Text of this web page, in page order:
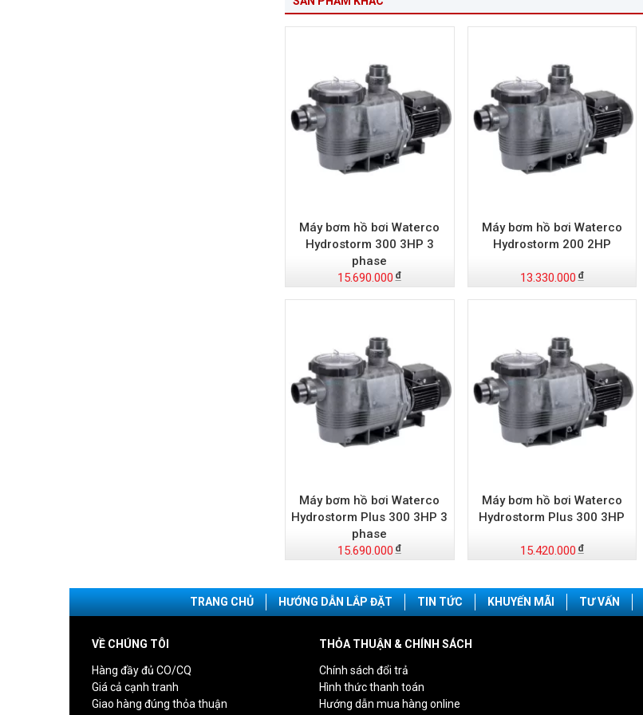
Máy bơm hồ bơi Waterco
Hydrostorm 300 3HP 3
phase
15.690.000
Máy bơm hồ bơi Waterco
Hydrostorm 200 2HP
13.330.000
Máy bơm hồ bơi Waterco
Hydrostorm Plus 300 3HP 3
phase
15.690.000
Máy bơm hồ bơi Waterco
Hydrostorm Plus 300 3HP
15.420.000
TRANG CHỦ HƯỚNG DẪN LẮP ĐẶT TIN TỨC KHUYẾN MÃI TƯ VẤN
VỀ CHÚNG TÔI
Hàng đầy đủ CO/CQ
Giá cả cạnh tranh
Giao hàng đúng thỏa thuận
THỎA THUẬN & CHÍNH SÁCH
Chính sách đổi trả
Hình thức thanh toán
Hướng dẫn mua hàng online